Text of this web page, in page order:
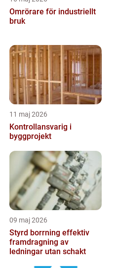
Omrörare för industriellt
bruk
11 maj 2026
Kontrollansvarig i
byggprojekt
09 maj 2026
Styrd borrning effektiv
framdragning av
ledningar utan schakt